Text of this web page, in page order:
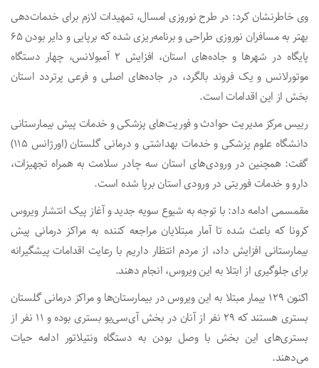
وی خاطرنشان کرد: در طرح نوروزی امسال، تمهیدات لازم برای خدمات‌دهی
بهتر به مسافران نوروزی طراحی و برنامه‌ریزی شده که برپایی و دایر بودن ۶۵
پایگاه در شهرها و جاده‌های استان، افزایش ۲ آمبولانس، چهار دستگاه
موتورلانس و یک فروند بالگرد، در جاده‌های اصلی و فرعی پرتردد استان
بخش از این اقدامات است.
رییس مرکز مدیریت حوادث و فوریت‌های پزشکی و خدمات پیش بیمارستانی
دانشگاه علوم پزشکی و خدمات بهداشتی و درمانی گلستان (اورژانس ۱۱۵)
گفت: همچنین در ورودی‌های استان سه چادر سلامت به همراه تجهیزات،
دارو و خدمات فوریتی در ورودی استان برپا شده است.
مقمسمی ادامه داد: با توجه به شیوع سویه جدید و آغاز پیک انتشار ویروس
کرونا که باعث شده تا آمار مبتلایان مراجعه کننده به مراکز درمانی پیش
بیمارستانی افزایش داد، از مردم انتظار داریم با رعایت اقدامات پیشگیرانه
برای جلوگیری از ابتلا به این ویروس، انجام دهند.
اکنون ۱۲۹ بیمار مبتلا به این ویروس در بیمارستان‌ها و مراکز درمانی گلستان
بستری هستند که ۲۹ نفر از آنان در بخش آی‌سی‌یو بستری بوده و ۱۱ نفر از
بستری‌های این بخش با وصل بودن به دستگاه ونتیلاتور ادامه حیات
می‌دهند.